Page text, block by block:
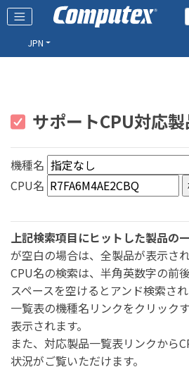
JPN
サポートCPU対応
機種名
CPU名
上記検索項目にヒットした製品の一
が空白の場合は、全製品が表示され
CPU名の検索は、半角英数字の前
スペースを空けるとアンド検索され
一覧表の機種名リンクをクリック
表示されます。
また、対応製品一覧表リンクから
状況がご覧いただけます。